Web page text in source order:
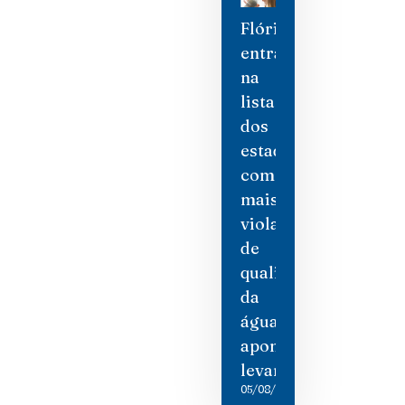
Flórida
entra
na
lista
dos
estados
com
mais
violações
de
qualidade
da
água,
aponta
levantamento
05/08/2026